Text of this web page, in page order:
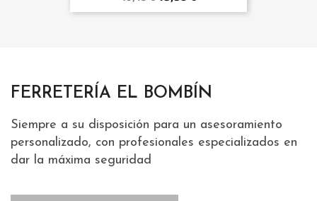
FERRETERÍA EL BOMBÍN
Siempre a su disposición para un asesoramiento
personalizado, con profesionales especializados en
dar la máxima seguridad